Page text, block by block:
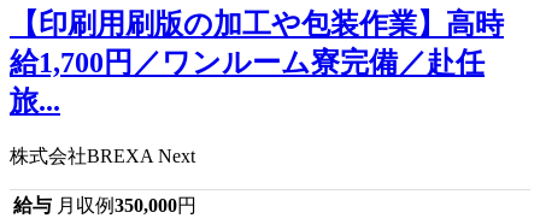
【印刷用刷版の加工や包装作業】高時
給1,700円／ワンルーム寮完備／赴任
旅...
株式会社BREXA Next
給与 月収例350,000円